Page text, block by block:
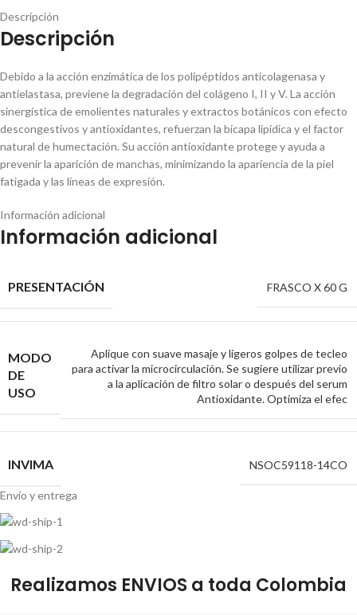
Descripción
Descripción
Debido a la acción enzimática de los polipéptidos anticolagenasa y
antielastasa, previene la degradación del colágeno I, II y V. La acción
sinergística de emolientes naturales y extractos botánicos con efecto
descongestivos y antioxidantes, refuerzan la bicapa lipídica y el factor
natural de humectación. Su acción antioxidante protege y ayuda a
prevenir la aparición de manchas, minimizando la apariencia de la piel
fatigada y las líneas de expresión.
Información adicional
Información adicional
PRESENTACIÓN FRASCO X 60 G
MODO
DE
USO
Aplique con suave masaje y ligeros golpes de tecleo
para activar la microcirculación. Se sugiere utilizar previo
a la aplicación de filtro solar o después del serum
Antioxidante. Optimiza el efec
INVIMA NSOC59118-14CO
Envío y entrega
Realizamos ENVIOS a toda Colombia